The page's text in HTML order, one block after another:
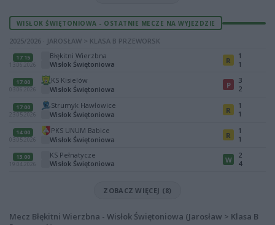
WISŁOK ŚWIĘTONIOWA - OSTATNIE MECZE NA WYJEZDZIE
2025/2026 · JAROSŁAW > KLASA B PRZEWORSK
17:15
13.06.2026
Błękitni Wierzbna
Wisłok Świętoniowa
R
1
1
17:00
03.06.2026
KS Kisielów
Wisłok Świętoniowa
P
3
2
17:00
23.05.2026
Strumyk Hawłowice
Wisłok Świętoniowa
R
1
1
14:00
03.05.2026
PKS UNUM Babice
Wisłok Świętoniowa
R
1
1
13:00
19.04.2026
KS Pełnatycze
Wisłok Świętoniowa
W
2
4
ZOBACZ WIĘCEJ (8)
Mecz Błękitni Wierzbna - Wisłok Świętoniowa (Jarosław > Klasa B